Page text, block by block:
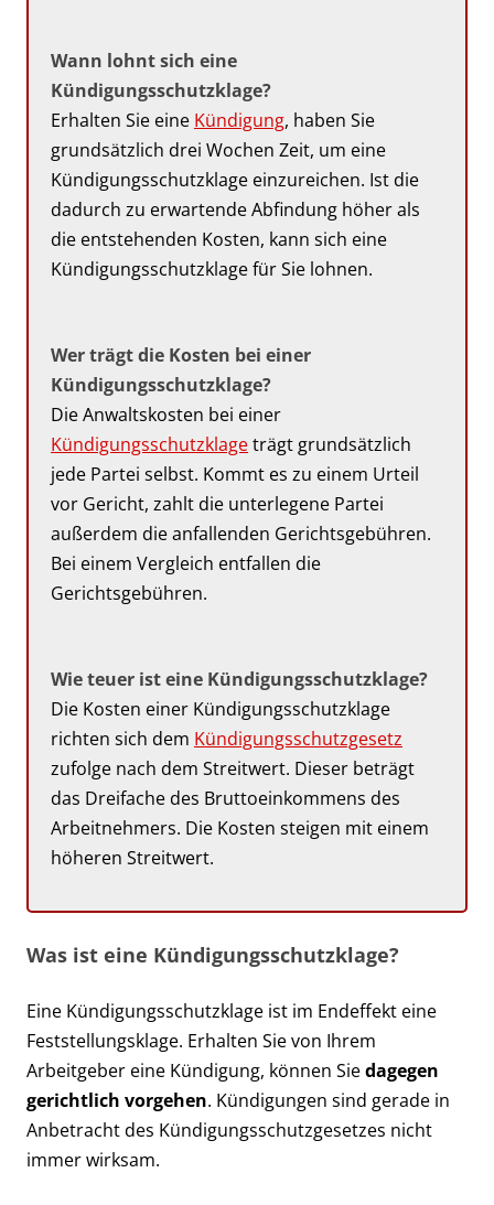
Wann lohnt sich eine
Kündigungsschutzklage?
Erhalten Sie eine Kündigung, haben Sie
grundsätzlich drei Wochen Zeit, um eine
Kündigungsschutzklage einzureichen. Ist die
dadurch zu erwartende Abfindung höher als
die entstehenden Kosten, kann sich eine
Kündigungsschutzklage für Sie lohnen.
Wer trägt die Kosten bei einer
Kündigungsschutzklage?
Die Anwaltskosten bei einer
Kündigungsschutzklageträgt grundsätzlich
jede Partei selbst. Kommt es zu einem Urteil
vor Gericht, zahlt die unterlegene Partei
außerdem die anfallenden Gerichtsgebühren.
Bei einem Vergleich entfallen die
Gerichtsgebühren.
Wie teuer ist eine Kündigungsschutzklage?
Die Kosten einer Kündigungsschutzklage
richten sich dem Kündigungsschutzgesetz
zufolge nach dem Streitwert. Dieser beträgt
das Dreifache des Bruttoeinkommens des
Arbeitnehmers. Die Kosten steigen mit einem
höheren Streitwert.
Was ist eine Kündigungsschutzklage?
Eine Kündigungsschutzklage ist im Endeffekt eine
Feststellungsklage. Erhalten Sie von Ihrem
Arbeitgeber eine Kündigung, können Siedagegen
gerichtlich vorgehen. Kündigungen sind gerade in
Anbetracht des Kündigungsschutzgesetzes nicht
immer wirksam.